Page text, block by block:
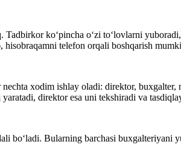
ko‘pincha o‘zi to‘lovlarni
telefon orqali boshqarish
xodim ishlay oladi: direktor,
direktor esa uni tekshiradi va
bo‘ladi. Bularning barchasi buxgalteriyani